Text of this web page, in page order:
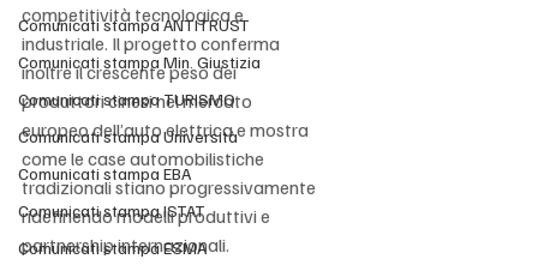
Comunicati stampa ANTITRUST
Comunicati stampa Min. Giustizia
Comunicati stampa TURISMO
Comunicati stampa Università
Comunicati stampa EBA
Comunicati stampa ISTAT
Comunicati stampa ESMA
competitività tecnologica e
industriale. Il progetto conferma
inoltre il crescente peso dei
produttori cinesi nel mercato
europeo dell’auto elettrica e mostra
come le case automobilistiche
tradizionali stiano progressivamente
ridefinendo modelli produttivi e
partnership internazionali.